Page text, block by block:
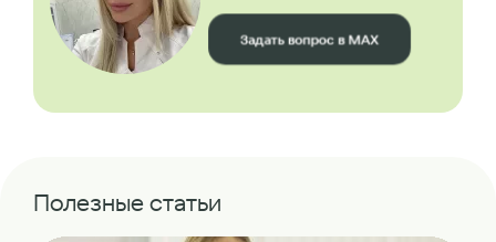
Задать вопрос в MAX
Полезные статьи